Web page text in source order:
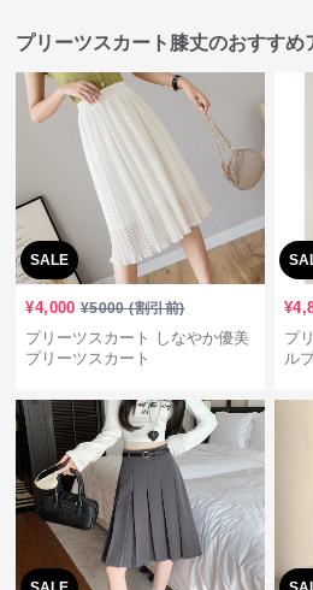
プリーツスカート膝丈のおすすめ
SALE
¥4,000 ¥5000(割引前)
プリーツスカート しなやか優美
プリーツスカート
¥
プ
ル